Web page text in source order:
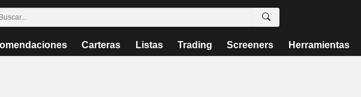
Carteras Listas Trading Screeners Herramientas